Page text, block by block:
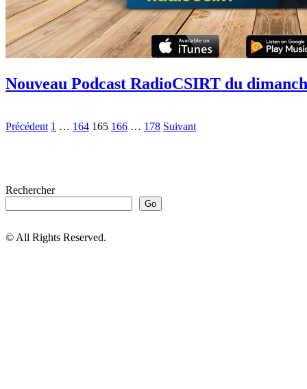
Nouveau Podcast RadioCSIRT du
Précédent 1 … 164 165 166 … 178 Suivant
Rechercher
Go
© All Rights Reserved.